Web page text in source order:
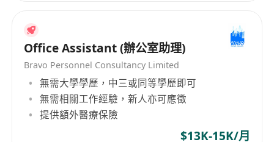
語言環境及職務技能；
設有清晰晉升路徑及表現評核機制，表現優異且
合約續期意向明確者，將獲優先考慮內部調遷或
長期聘用安排。
Office Assistant (辦公室助理)
Bravo Personnel Consultancy Limited
無需大學學歷，中三或同等學歷即可
無需相關工作經驗，新人亦可應徵
提供額外醫療保險
$13K-15K/月